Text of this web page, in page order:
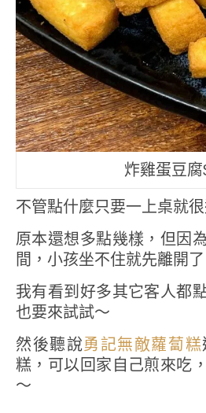
炸雞蛋豆腐
不管點什麼只要一上桌就很
原本還想多點幾樣，但因
間，小孩坐不住就先離開了
我有看到好多其它客人都
也要來試試～
然後聽說勇記無敵蘿蔔糕
糕，可以回家自己煎來吃
～